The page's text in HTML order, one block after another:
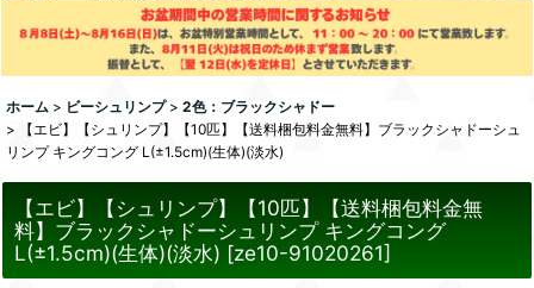
ホーム > ビーシュリンプ > 2色：ブラックシャドー
>
【エビ】【シュリンプ】【10匹】【送料梱包料金無料】ブラックシャドーシュ
リンプ キングコング L(±1.5cm)(生体)(淡水)
【エビ】【シュリンプ】【10匹】【送料梱包料金無
料】ブラックシャドーシュリンプ キングコング
L(±1.5cm)(生体)(淡水) [ze10-91020261]